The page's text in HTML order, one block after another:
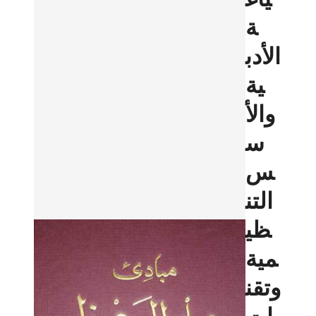
ة
الأدب
ية
والأ
س
س
التن
ظي
مية
وتقن